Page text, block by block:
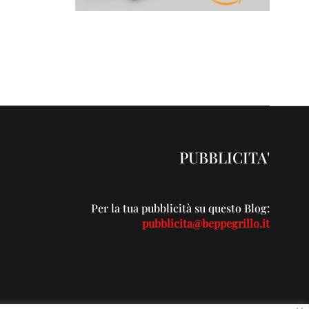
PUBBLICITA'
Per la tua pubblicità su questo Blog:
pubblicita@beppegrillo.it